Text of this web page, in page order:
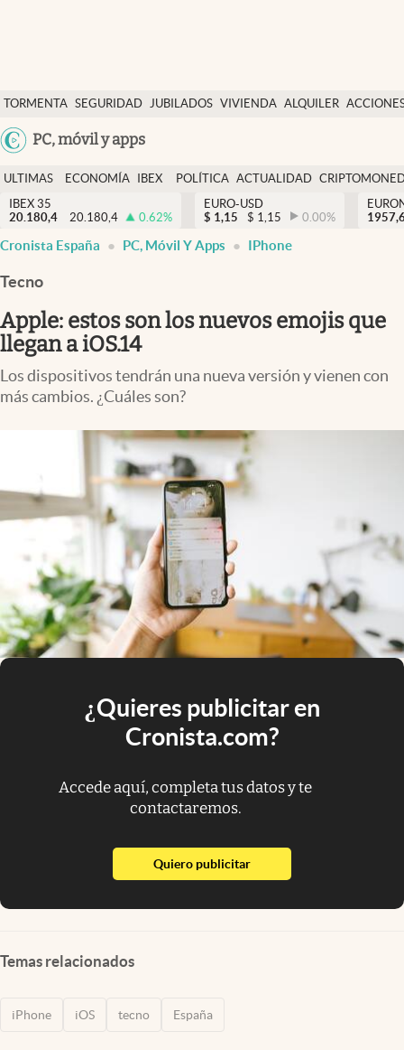
TORMENTA SEGURIDAD JUBILADOS VIVIENDA ALQUILER
USA
PC, móvil y apps
Economía y finanzas
Política
Actualidad
Criptomonedas
España
ULTIMAS
NOTICIAS
ECONOMÍA
FINANZAS
IBEX
EURO
POLÍTICA ACTUALIDAD
IBEX 35
20.180,4
20.180,4 0.62%
EURO-USD
$ 1,15 $ 1,15 0.00%
Cronista España PC, Móvil Y Apps IPhone
Tecno
Apple: estos son los nuevos emojis que
llegan a iOS.14
Los dispositivos tendrán una nueva versión y vienen con
más cambios. ¿Cuáles son?
¿Quieres publicitar en
Cronista.com?
Accede aquí, completa tus datos y te
contactaremos.
Quiero publicitarabre en nueva pestaña
Temas relacionados
iPhone iOS tecno España